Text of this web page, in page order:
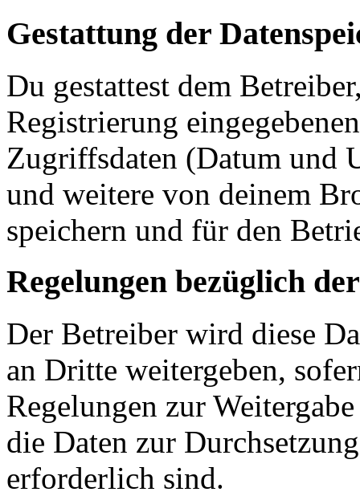
Gestattung der
Du gestattest dem
Registrierung
Zugriffsdaten (Datum und
und weitere von deinem
speichern und für den
Regelungen bezüglich
Der Betreiber wird diese
an Dritte weitergeben,
Regelungen zur
die Daten zur
erforderlich sind.